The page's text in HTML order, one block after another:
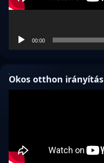
00:00
Okos otthon irányítás